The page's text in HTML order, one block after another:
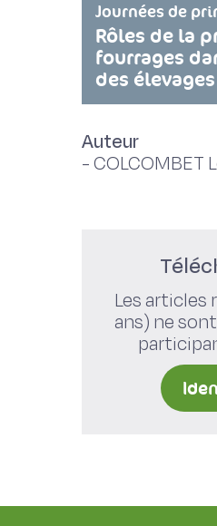
Journées de
Rôles de la
fourrages
des
Auteur
-COLCOMBET
Les articles
ans) ne